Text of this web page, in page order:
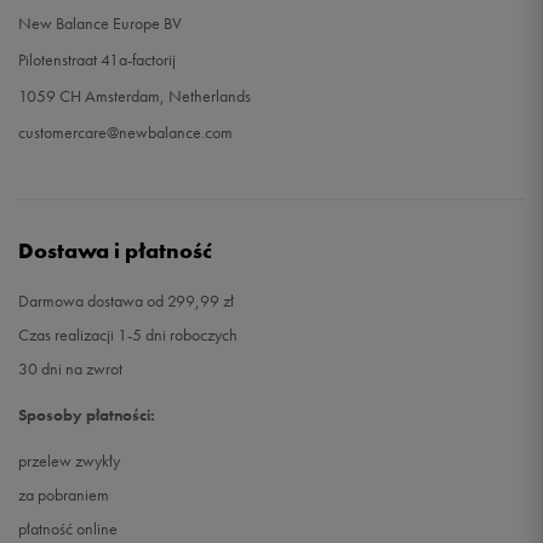
New Balance Europe BV
Pilotenstraat 41a-factorij
1059 CH Amsterdam, Netherlands
customercare@newbalance.com
Dostawa i płatność
Darmowa dostawa od 299,99 zł
Czas realizacji 1-5 dni roboczych
30 dni na zwrot
Sposoby płatności:
przelew zwykły
za pobraniem
płatność online